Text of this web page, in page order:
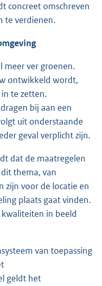
concreet omschreven
te verdienen.
meer ver groenen.
ontwikkeld wordt,
te zetten.
bij aan een
uit onderstaande
geval verplicht zijn.
dat de maatregelen
thema, van
zijn voor de locatie en
plaats gaat vinden.
kwaliteiten in beeld
van toepassing
geldt het